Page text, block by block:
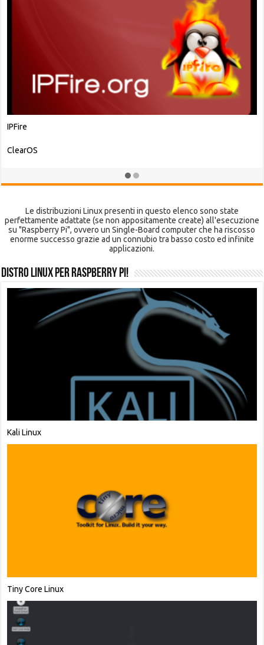
Le distribuzioni Linux presenti in questo elenco sono state
perfettamente adattate (se non appositamente create) all'esecuzione
su "Raspberry Pi", ovvero un Single-Board computer che ha riscosso
enorme successo grazie ad un connubio tra basso costo ed infinite
applicazioni.
Distro Linux per Raspberry Pi!
CRUX
Ubuntu MATE